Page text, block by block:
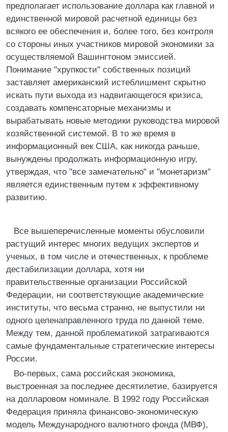
предполагает использование доллара как главной и
единственной мировой расчетной единицы без
всякого ее обеспечения и, более того, без контроля
со стороны иных участников мировой экономики за
осуществляемой Вашингтоном эмиссией.
Понимание "хрупкости" собственных позиций
заставляет американский истеблишмент скрытно
искать пути выхода из надвигающегося кризиса,
создавать компенсаторные механизмы и
вырабатывать новые методики руководства мировой
хозяйственной системой. В то же время в
информационный век США, как никогда раньше,
вынуждены продолжать информационную игру,
утверждая, что "все замечательно" и "монетаризм"
является единственным путем к эффективному
развитию.
Все вышеперечисленные моменты обусловили
растущий интерес многих ведущих экспертов и
ученых, в том числе и отечественных, к проблеме
дестабилизации доллара, хотя ни
правительственные организации Российской
Федерации, ни соответствующие академические
институты, что весьма странно, не выпустили ни
одного целенаправленного труда по данной теме.
Между тем, данной проблематикой затрагиваются
самые фундаментальные стратегические интересы
России.
Во-первых, сама российская экономика,
выстроенная за последнее десятилетие, базируется
на долларовом номинале. В 1992 году Российская
Федерация приняла финансово-экономическую
модель Международного валютного фонда (МВФ),